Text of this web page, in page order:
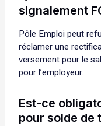
signalement
Pôle Emploi peut
réclamer une
versement pour le
pour l’employeur.
Est-ce
pour solde de